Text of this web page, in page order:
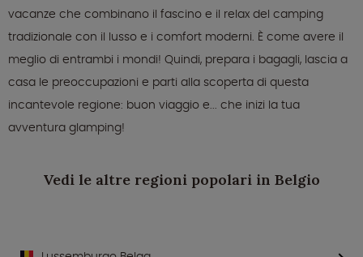
vacanze che combinano il fascino e il relax del camping
tradizionale con il lusso e i comfort moderni. È come avere il
meglio di entrambi i mondi! Quindi, prepara i bagagli, lascia a
casa le preoccupazioni e parti alla scoperta di questa
incantevole regione: buon viaggio e... che inizi la tua
avventura glamping!
Vedi le altre regioni popolari in Belgio